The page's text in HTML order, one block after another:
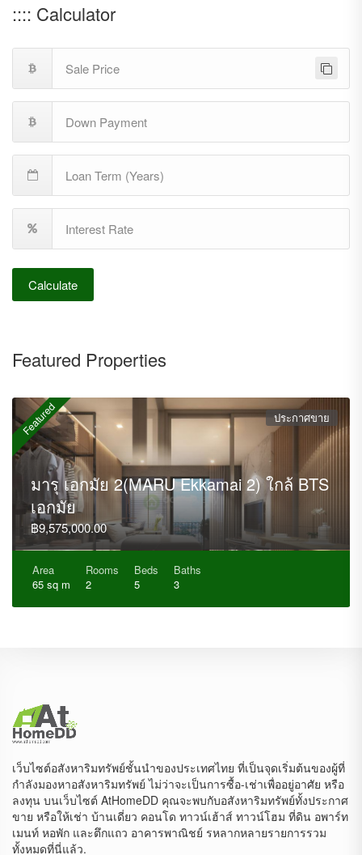
:::: Calculator
Calculate
Featured Properties
Featured ประกาศขาย
มารุ เอกมัย 2(MARU Ekkamai 2) ใกล้ BTS
เอกมัย
฿9,575,000.00
Area
65 sq m
Rooms
2
Beds
5
Baths
3
เว็บไซต์อสังหาริมทรัพย์ชั้นนำของประเทศไทย ที่เป็นจุดเริ่มต้นของผู้ที่
กำลังมองหาอสังหาริมทรัพย์ ไม่ว่าจะเป็นการซื้อ-เช่าเพื่ออยู่อาศัย หรือ
ลงทุน บนเว็บไซต์ AtHomeDD คุณจะพบกับอสังหาริมทรัพย์ทั้งประกาศ
ขาย หรือให้เช่า บ้านเดี่ยว คอนโด ทาวน์เฮ้าส์ ทาวน์โฮม ที่ดิน อพาร์ท
เมนท์ หอพัก และตึกแถว อาคารพาณิชย์ รหลากหลายรายการรวม
ทั้งหมดที่นี่แล้ว.